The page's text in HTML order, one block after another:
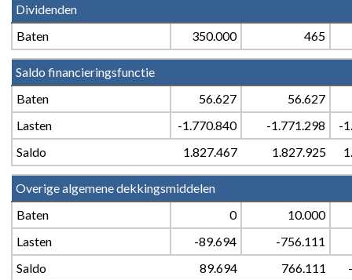
Dividenden
Baten
350.000 465
Saldo financieringsfunctie
Baten
56.627
56.627
Lasten
-1.770.840 -1.771.298
-
Saldo
1.827.467 1.827.925
Overige algemene dekkingsmiddelen
Baten
0
10.000
Lasten
-89.694
-756.111
Saldo
89.694 766.111